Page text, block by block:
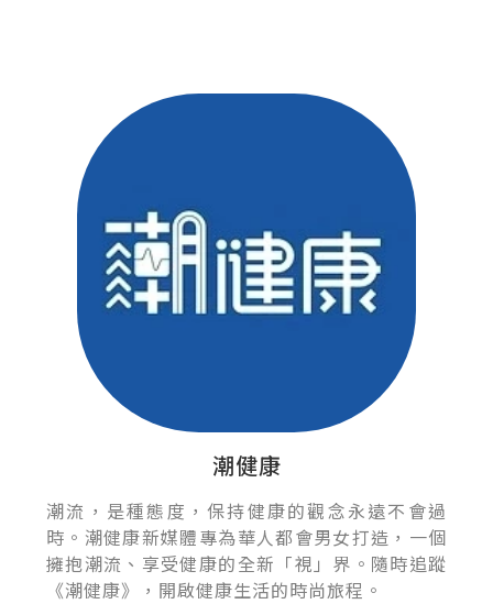
潮健康
潮流，是種態度，保持健康的觀念永遠不會過
時。潮健康新媒體專為華人都會男女打造，一個
擁抱潮流、享受健康的全新「視」界。隨時追蹤
《潮健康》，開啟健康生活的時尚旅程。